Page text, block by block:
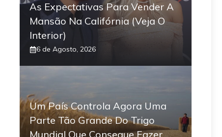
As Expectativas Para Vender A
Mansão Na Califórnia (Veja O
Interior)
6 de Agosto, 2026
Um País Controla Agora Uma
Parte Tão Grande Do Trigo
Mundial Que Consegue Fazer